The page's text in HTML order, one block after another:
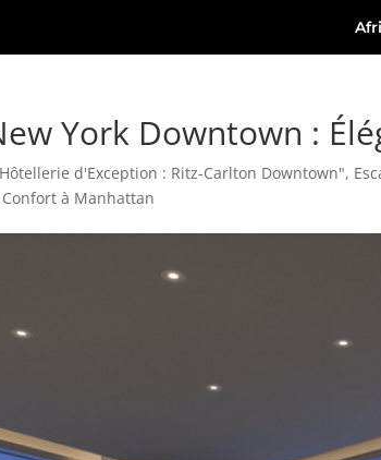
York Downtown :
d'Exception : Ritz-Carlton Downtown",
à Manhattan